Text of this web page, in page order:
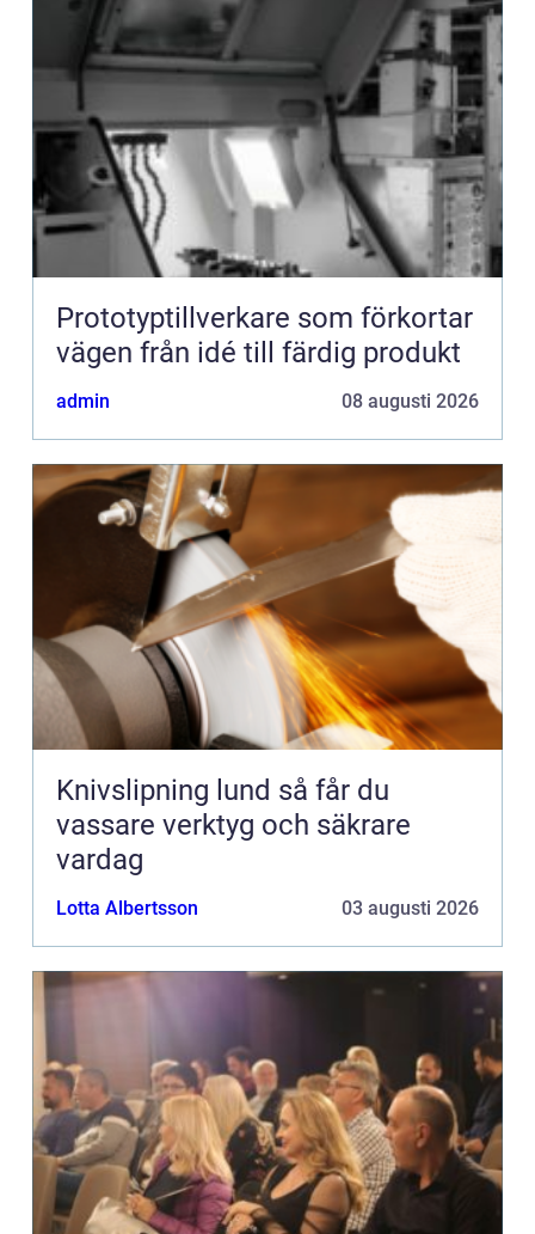
Prototyptillverkare som förkortar
vägen från idé till färdig produkt
admin 08 augusti 2026
Knivslipning lund så får du
vassare verktyg och säkrare
vardag
Lotta Albertsson 03 augusti 2026